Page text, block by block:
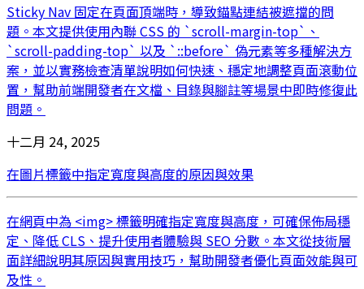
Sticky Nav 固定在頁面頂端時，導致錨點連結被遮擋的問
題。本文提供使用內聯 CSS 的 `scroll-margin-top`、
`scroll-padding-top` 以及 `::before` 偽元素等多種解決方
案，並以實務檢查清單說明如何快速、穩定地調整頁面滾動位
置，幫助前端開發者在文檔、目錄與腳註等場景中即時修復此
問題。
十二月 24, 2025
在圖片標籤中指定寬度與高度的原因與效果
在網頁中為 <img> 標籤明確指定寬度與高度，可確保佈局穩
定、降低 CLS、提升使用者體驗與 SEO 分數。本文從技術層
面詳細說明其原因與實用技巧，幫助開發者優化頁面效能與可
及性。